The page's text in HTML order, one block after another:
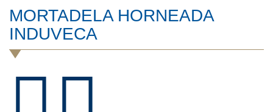
MORTADELA HORNEADA
INDUVECA